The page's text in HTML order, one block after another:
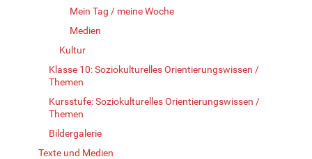
Mein Tag / meine Woche
Medien
Kultur
Klasse 10: Soziokulturelles Orientierungswissen /
Themen
Kursstufe: Soziokulturelles Orientierungswissen /
Themen
Bildergalerie
Texte und Medien